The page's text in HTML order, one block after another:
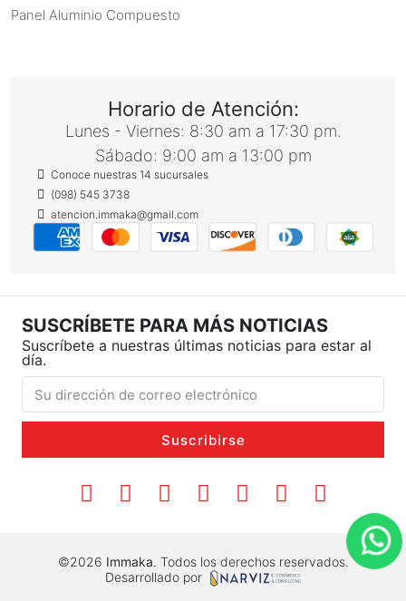
Panel Aluminio Compuesto
Horario de Atención:
Lunes - Viernes: 8:30 am a 17:30 pm.
Sábado: 9:00 am a 13:00 pm
Conoce nuestras 14 sucursales
(098) 545 3738
atencion.immaka@gmail.com
SUSCRÍBETE PARA MÁS NOTICIAS
Suscríbete a nuestras últimas noticias para estar al
día.
Suscribirse
©2026 Immaka. Todos los derechos reservados.
Desarrollado por